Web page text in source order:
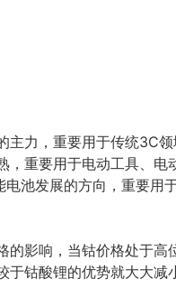
主力，重要用于传统3C
，重要用于电动工具、电
池发展的方向，重要用
的影响，当钴价格处于高
钴酸锂的优势就大大减